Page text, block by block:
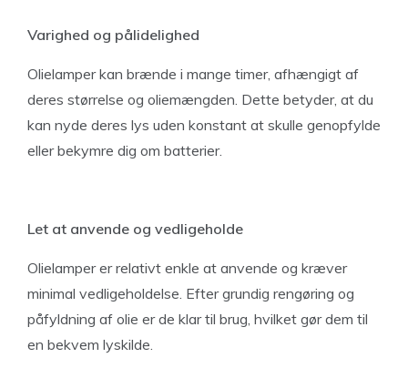
Varighed og pålidelighed
Olielamper kan brænde i mange timer, afhængigt af
deres størrelse og oliemængden. Dette betyder, at du
kan nyde deres lys uden konstant at skulle genopfylde
eller bekymre dig om batterier.
Let at anvende og vedligeholde
Olielamper er relativt enkle at anvende og kræver
minimal vedligeholdelse. Efter grundig rengøring og
påfyldning af olie er de klar til brug, hvilket gør dem til
en bekvem lyskilde.